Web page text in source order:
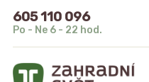
605 110 096
Po - Ne 6 - 22 hod.